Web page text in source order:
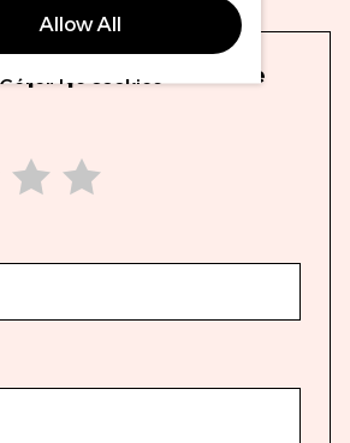
propre commentaire
Allow All
Gérer les cookies